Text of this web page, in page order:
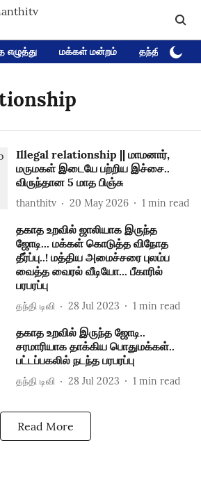
எழுத்து மக்கள் மன்றம் தந்தி டிவி
Illegal relationship || மாமனார்,
மருமகள் இடையே பற்றிய இச்சை..
விருந்தான 5 மாத பிஞ்சு
thanthitv 20 May 2026 1 min read
தகாத உறவில் ஜாலியாக இருந்த
ஜோடி... மக்கள் கொடுத்த விநோத
தீர்ப்பு..! மத்திய அமைச்சரை புலம்ப
வைத்த வைரல் வீடியோ... பீகாரில்
பரபரப்பு
தந்தி டிவி 28 Jul 2023 1 min read
தகாத உறவில் இருந்த ஜோடி..
சரமாரியாக தாக்கிய பொதுமக்கள்..
பட்டப்பகலில் நடந்த பரபரப்பு
தந்தி டிவி 28 Jul 2023 1 min read
Read More